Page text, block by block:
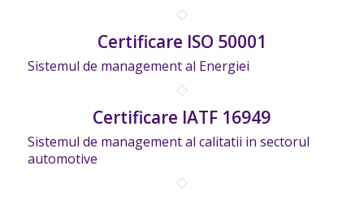
Certificare ISO 50001
Sistemul de management al Energiei
Certificare IATF 16949
Sistemul de management al calitatii in sectorul
automotive